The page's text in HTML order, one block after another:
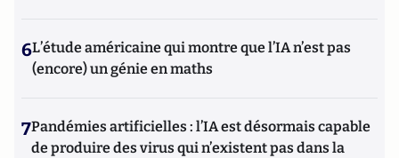
6L’étude américaine qui montre que l’IA n’est pas
(encore) un génie en maths
7Pandémies artificielles : l’IA est désormais capable
de produire des virus qui n’existent pas dans la